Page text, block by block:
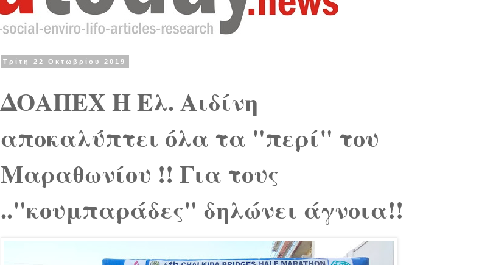
Τρίτη 22 Οκτωβρίου 2019
ΔΟΑΠΕΧ Η Ελ. Αιδίνη
αποκαλύπτει όλα τα "περί" του
Μαραθωνίου !! Για τους
.."κουμπαράδες" δηλώνει άγνοια!!